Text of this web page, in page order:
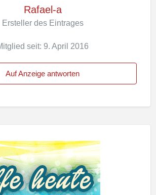
Rafael-a
Ersteller des Eintrages
seit: 9. April 2016
Auf Anzeige antworten